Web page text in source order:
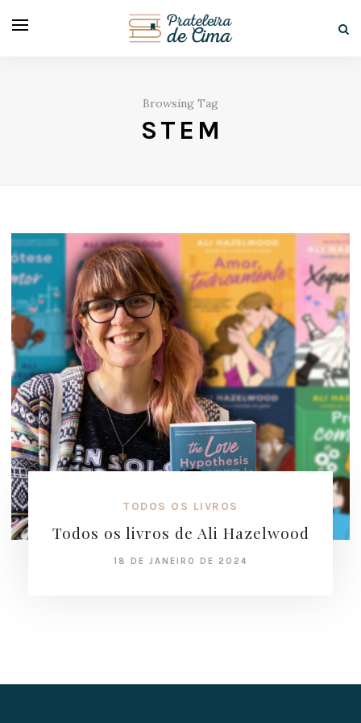
Browsing Tag
STEM
TODOS OS LIVROS
Todos os livros de Ali Hazelwood
18 DE JANEIRO DE 2024